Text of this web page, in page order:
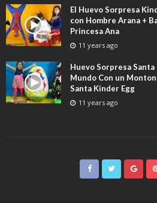
El Huevo Sorpresa
con Hombre Arana +
Princesa Ana
11 years ago
Huevo Sorpresa
Mundo Con un
Santa Kinder Egg
11 years ago